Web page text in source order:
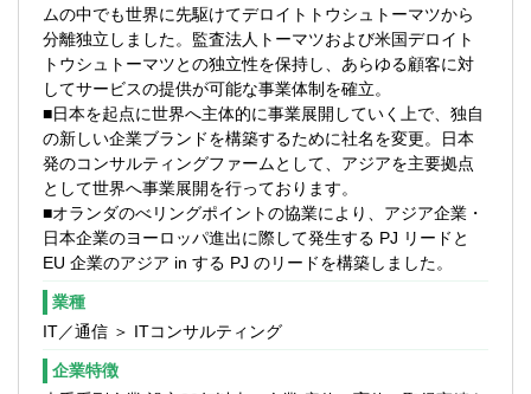
【求める人物像】
◎会計・財務・経営管理を軸としてクライ
アントの経営課題を解決し、クライアント
に持続可能な変革をもたらすコンサルティ
ングに従事したい方
◎上記のコンサルティングプロジェクトに
おいて、業務／業種（＝ビジネス）とテク
ノロジーの知見、ノウハウに基づいて、ク
ライアントに価値（バリュー）を発揮し、
CFOが進める変革を共に成し遂げたい方
ムの中でも世界に先駆けてデロイトトウシュトーマツから
分離独立しました。監査法人トーマツおよび米国デロイト
トウシュトーマツとの独立性を保持し、あらゆる顧客に対
してサービスの提供が可能な事業体制を確立。
■日本を起点に世界へ主体的に事業展開していく上で、独自
の新しい企業ブランドを構築するために社名を変更。日本
発のコンサルティングファームとして、アジアを主要拠点
として世界へ事業展開を行っております。
■オランダのべリングポイントの協業により、アジア企業・
日本企業のヨーロッパ進出に際して発生する PJ リードと
EU 企業のアジア in する PJ のリードを構築しました。
業種
IT／通信 ＞ ITコンサルティング
企業特徴